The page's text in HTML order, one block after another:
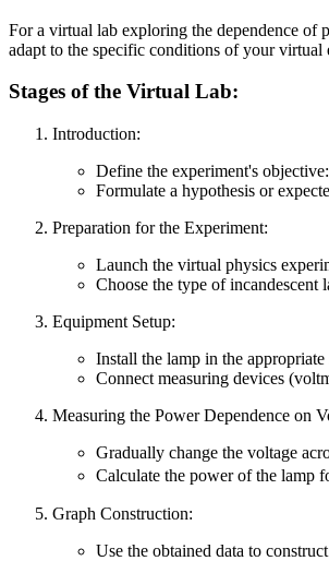
For a virtual lab exploring the dependence of
adapt to the specific conditions of your virtual
Stages of the Virtual Lab:
Introduction:
Define the experiment's
Formulate a hypothesis or
Preparation for the Experiment:
Launch the virtual physics
Choose the type of incandescent
Equipment Setup:
Install the lamp in the appropriate
Connect measuring devices
Measuring the Power Dependence on
Gradually change the voltage
Calculate the power of the lamp
Graph Construction:
Use the obtained data to